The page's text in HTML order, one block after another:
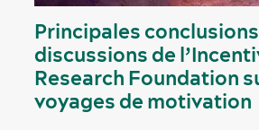
Principales
discussions de
Research Foundation
voyages de motivation